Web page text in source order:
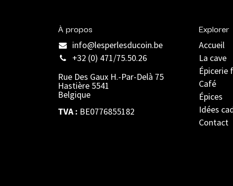
À propos
info@lesperlesducoin.be​
+32 (0) 471/75.50.26
Rue Des Gaux H.-Par-Delà 75
Hastière 5541
Belgique
TVA : BE0776855182
Explorer
Accueil
La cave
Épicerie
Café
Épices
Idées
Contact